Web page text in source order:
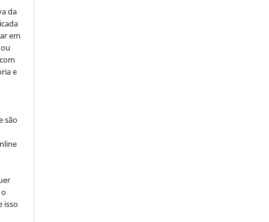
da
em
e
são
isso